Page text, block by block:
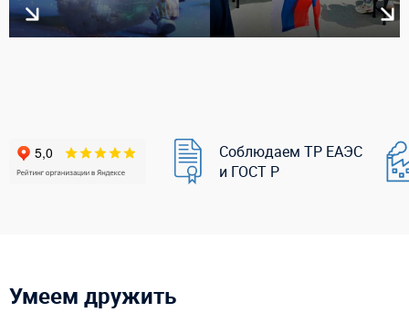
Соблюдаем ТР ЕАЭС
и ГОСТ Р
Умеем дружить